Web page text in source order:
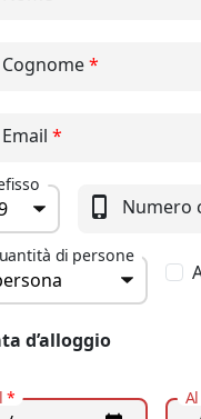
Cognome*
Email *
Numero
phone_iphone
di persone
d’alloggio
*